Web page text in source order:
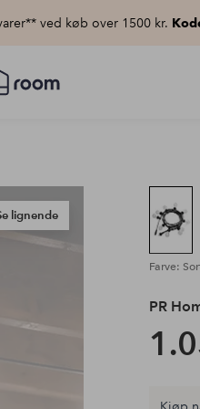
ved køb over 1500 kr.
lignende
Farve:
PR